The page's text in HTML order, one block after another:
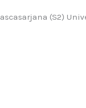
(S2)